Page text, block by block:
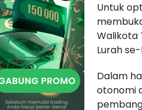
Untuk
Walikota
Lurah
Dalam
otonomi